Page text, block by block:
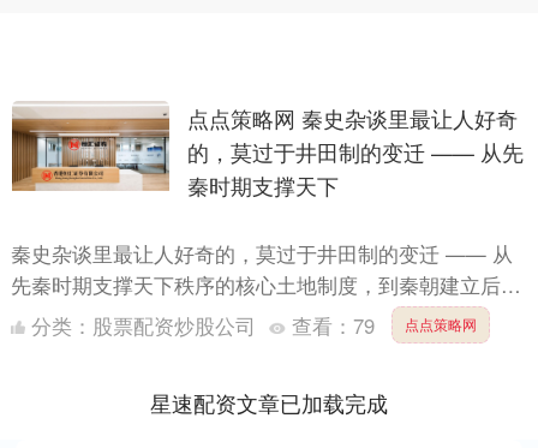
点点策略网 秦史杂谈里最让人好奇
的，莫过于井田制的变迁 —— 从先
秦时期支撑天下
秦史杂谈里最让人好奇的，莫过于井田制的变迁 —— 从
先秦时期支撑天下秩序的核心土地制度，到秦朝建立后迅
速走向消亡，这一套贯穿数百年的土地规则，到底经历了
怎样的起....
分类： 股票配资炒股公司 查看： 79 点点策略网
星速配资文章已加载完成